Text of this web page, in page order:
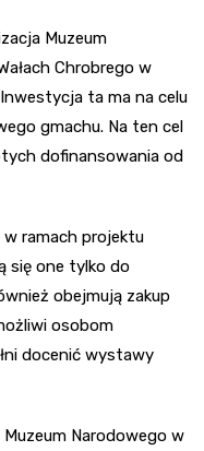
Muzeum
Chrobrego w
ta ma na celu
gmachu. Na ten cel
dofinansowania od
w ramach projektu
się one tylko do
obejmują zakup
osobom
docenić wystawy
Narodowego w